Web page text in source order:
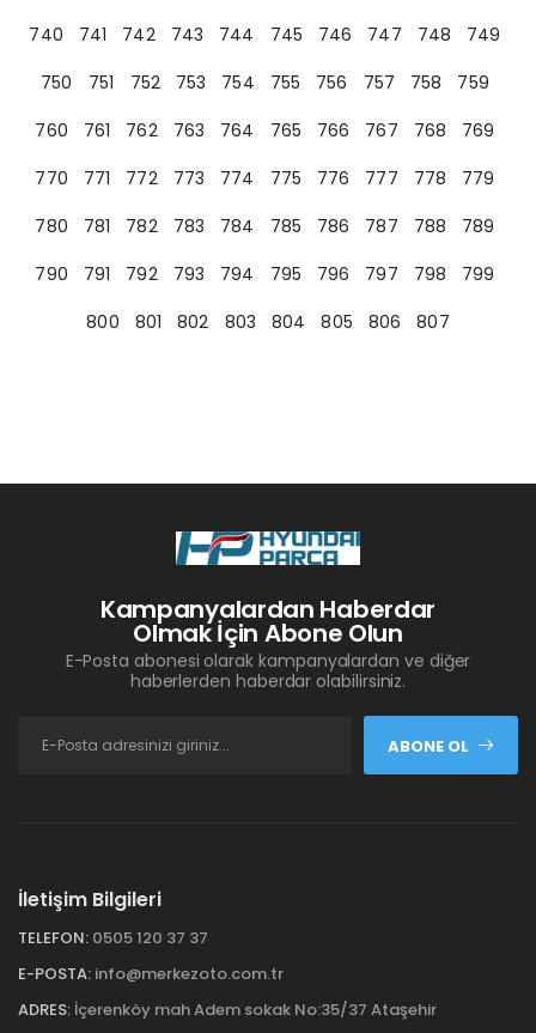
740
741 742 743 744 745 746 747 748
749
750
751 752 753 754 755 756 757 758
759
760
761 762 763 764 765 766 767 768
769
770
771 772 773 774 775 776 777 778
779
780
781 782 783 784 785 786 787 788
789
790
791 792 793 794 795 796 797 798
799
800
801 802 803 804 805 806 807
Kampanyalardan Haberdar
Olmak İçin Abone Olun
E-Posta abonesi olarak kampanyalardan ve diğer
haberlerden haberdar olabilirsiniz.
ABONE OL
İletişim Bilgileri
TELEFON: 0505 120 37 37
E-POSTA: info@merkezoto.com.tr
ADRES: İçerenköy mah Adem sokak No:35/37 Ataşehir